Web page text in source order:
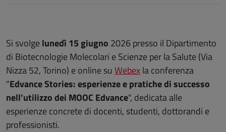
Si svolgelunedì 15 giugno 2026 presso il Dipartimento
di Biotecnologie Molecolari e Scienze per la Salute (Via
Nizza 52, Torino) e online suWebexla conferenza
"Edvance Stories: esperienze e pratiche di successo
nell’utilizzo dei MOOC Edvance", dedicata alle
esperienze concrete di docenti, studenti, dottorandi e
professionisti.